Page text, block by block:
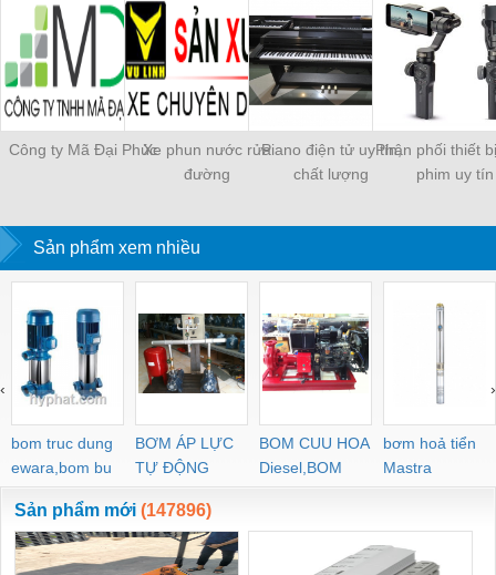
Công ty Mã Đại PhúcXe phun nước rửa
đường
Piano điện tử uy tín,
chất lượng
Phân phối thiết
phim uy tín
Sản phẩm xem nhiều
bom truc dung
ewara,bom bu
ewara
BƠM ÁP LỰC
TỰ ĐỘNG
BOM CUU HOA
Diesel,BOM
CHUA CHAY
bơm hoả tiển
Mastra
‹ ›
Sản phẩm mới (147896)